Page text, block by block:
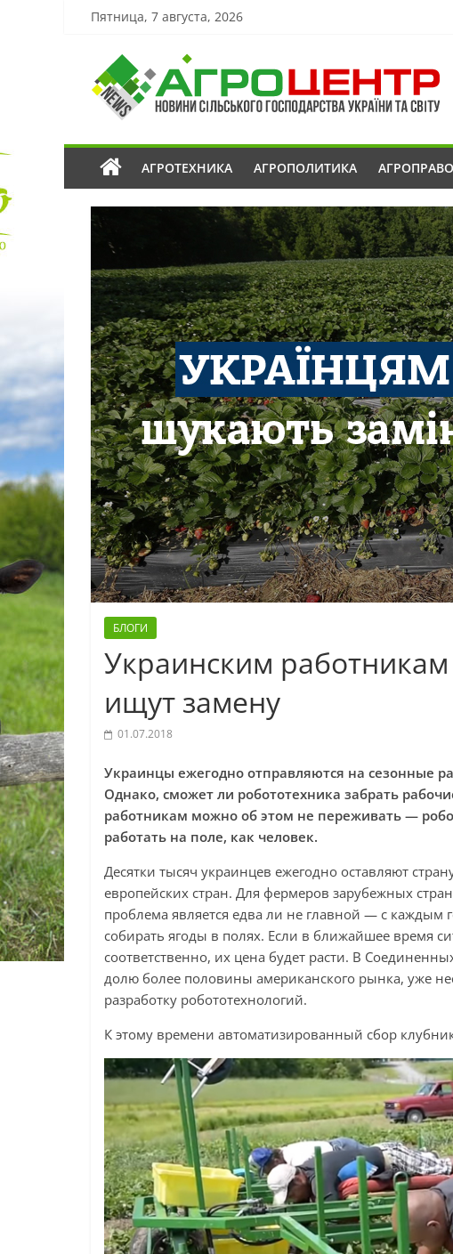
Пятница, 7 августа, 2026
АГРОТЕХНИКА АГРОПОЛИТИКА АГРОПРАВО
БЛОГИ
Украинским
ищут замену
01.07.2018
Украинцы ежегодно отправляются на сезонные
Однако, сможет ли робототехника забрать
работникам можно об этом не переживать —
работать на поле, как человек.
Десятки тысяч украинцев ежегодно оставляют
европейских стран. Для фермеров зарубежных
проблема является едва ли не главной — с каждым
собирать ягоды в полях. Если в ближайшее время
соответственно, их цена будет расти. В
долю более половины американского рынка, уже
разработку робототехнологий.
К этому времени автоматизированный сбор